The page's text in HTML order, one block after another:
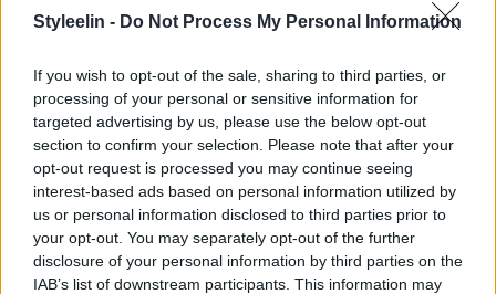
Styleelin - Do Not Process My Personal Information
If you wish to opt-out of the sale, sharing to third parties, or
processing of your personal or sensitive information for
targeted advertising by us, please use the below opt-out
section to confirm your selection. Please note that after your
opt-out request is processed you may continue seeing
interest-based ads based on personal information utilized by
us or personal information disclosed to third parties prior to
your opt-out. You may separately opt-out of the further
disclosure of your personal information by third parties on the
IAB’s list of downstream participants. This information may
Redken Wax Blast är bästa lösningen för dig med
kort hår – Du hittar denHÄR!